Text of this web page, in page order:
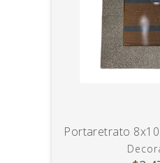
Portaretrato